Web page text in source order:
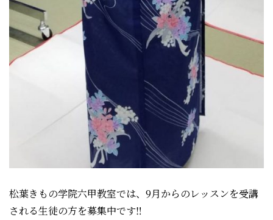
松葉きもの学院六甲教室では、9月からのレッスンを受講
される生徒の方を募集中です‼️